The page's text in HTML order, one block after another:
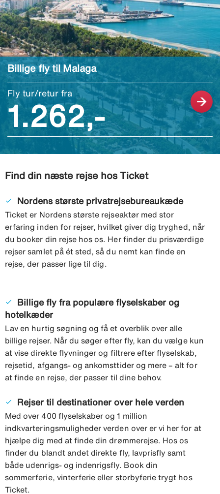
Billige fly til Malaga
Fly tur/retur fra
1.262,-
Find din næste rejse hos Ticket
done Nordens største privatrejsebureaukæde
Ticket er Nordens største rejseaktør med stor
erfaring inden for rejser, hvilket giver dig tryghed, når
du booker din rejse hos os. Her finder du prisværdige
rejser samlet på ét sted, så du nemt kan finde en
rejse, der passer lige til dig.
done
Billige fly fra populære flyselskaber og
hotelkæder
Lav en hurtig søgning og få et overblik over alle
billige rejser. Når du søger efter fly, kan du vælge kun
at vise direkte flyvninger og filtrere efter flyselskab,
rejsetid, afgangs- og ankomsttider og mere – alt for
at finde en rejse, der passer til dine behov.
done Rejser til destinationer over hele verden
Med over 400 flyselskaber og 1 million
indkvarteringsmuligheder verden over er vi her for at
hjælpe dig med at finde din drømmerejse. Hos os
finder du blandt andet direkte fly, lavprisfly samt
både udenrigs- og indenrigsfly. Book din
sommerferie, vinterferie eller storbyferie trygt hos
Ticket.